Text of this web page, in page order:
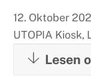
12. Oktober
UTOPIA Kiosk,
Lesen